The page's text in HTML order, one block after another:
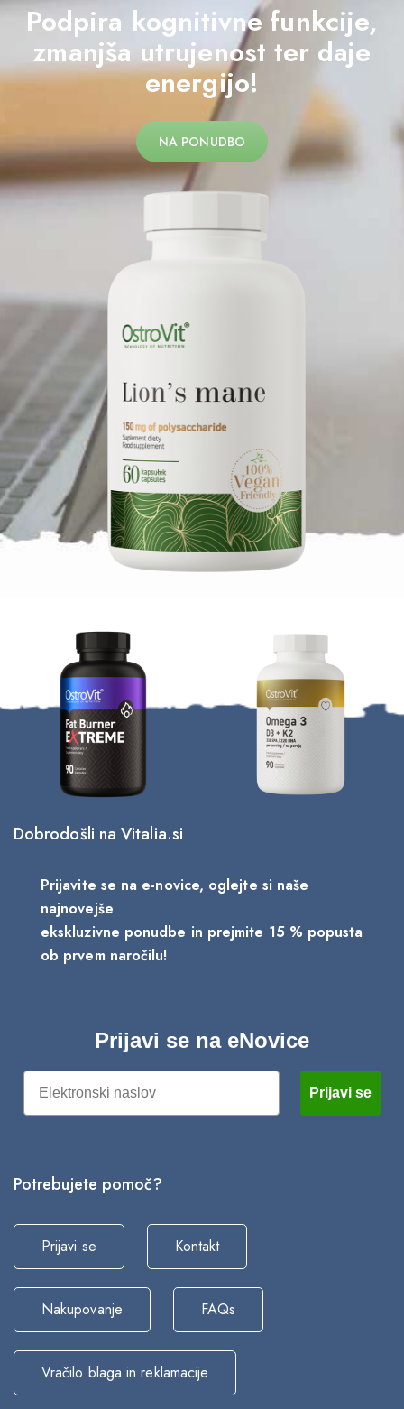
Podpira kognitivne funkcije,
zmanjša utrujenost ter daje
energijo!
NA PONUDBO
Dobrodošli na Vitalia.si
Prijavite se na e-novice, oglejte si naše
najnovejše
ekskluzivne ponudbe in prejmite 15 % popusta
ob prvem naročilu!
Prijavi se na eNovice
Email
Prijavi se
Potrebujete pomoč?
Prijavi se Kontakt
Nakupovanje FAQs
Vračilo blaga in reklamacije